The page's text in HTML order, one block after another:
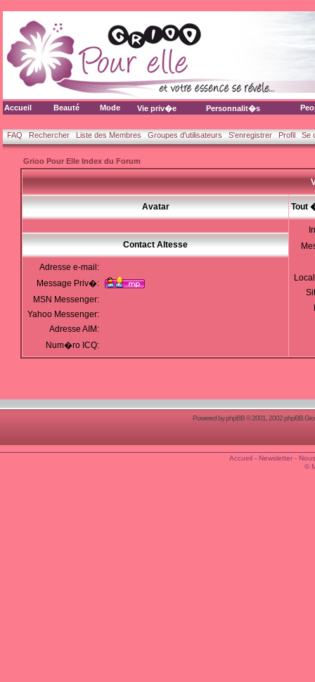
Accueil Beauté Mode Vie priv�e Personnalit�s
FAQ Rechercher Liste des Membres Groupes d'utilisateurs S'enregistrer Profil Se
Grioo Pour Elle Index du Forum
Avatar Tout
Contact Altesse
Adresse e-mail:
Message Priv�:
MSN Messenger:
Yahoo Messenger:
Adresse AIM:
Num�ro ICQ:
Powered byphpBB© 2001, 2002 phpBB
Accueil- Newsletter-
©